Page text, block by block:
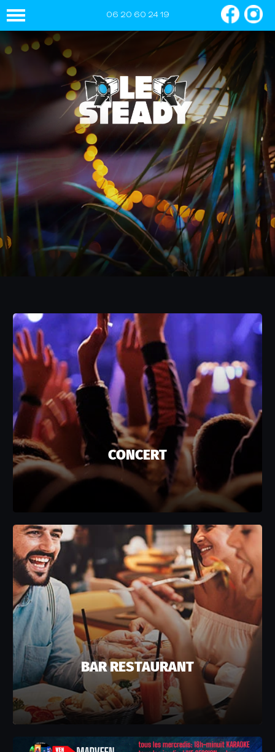
06 20 60 24 19
CONCERT
BAR RESTAURANT